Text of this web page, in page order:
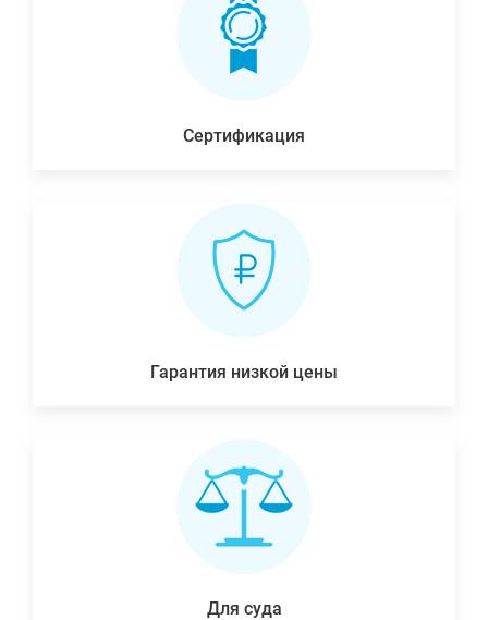
Сертификация
Гарантия низкой цены
Для суда